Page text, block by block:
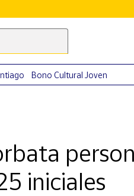
Bono Cultural Joven
iniciales